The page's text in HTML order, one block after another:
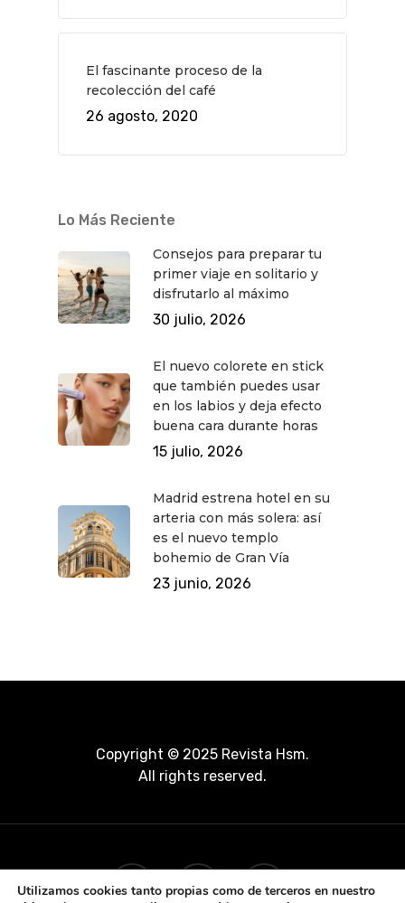
El fascinante proceso de la
recolección del café
26 agosto, 2020
Lo Más Reciente
Consejos para preparar tu
primer viaje en solitario y
disfrutarlo al máximo
30 julio, 2026
El nuevo colorete en stick
que también puedes usar
en los labios y deja efecto
buena cara durante horas
15 julio, 2026
Madrid estrena hotel en su
arteria con más solera: así
es el nuevo templo
bohemio de Gran Vía
23 junio, 2026
Copyright © 2025 Revista Hsm.
All rights reserved.
Utilizamos cookies tanto propias como de terceros en nuestro